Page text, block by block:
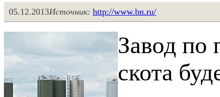
05.12.2013Источник: http://www.bn.ru/
Завод по
скота